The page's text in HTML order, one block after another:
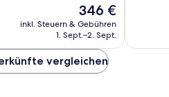
Der
Preis
beträgt
346 €
inkl. Steuern & Gebühren
1. Sept.–2. Sept.
vergleichen